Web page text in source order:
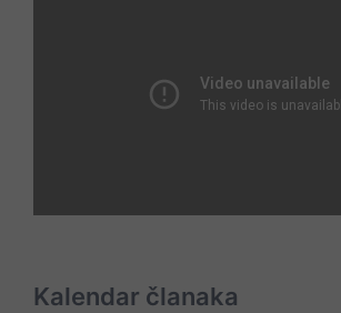
Kalendar članaka